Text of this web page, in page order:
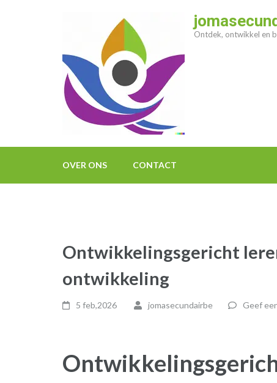
Ontdek, ontwikkel en
OVER ONS CONTACT
Ontwikkelingsgericht
ontwikkeling
5 feb,2026 jomasecundairbe Geef